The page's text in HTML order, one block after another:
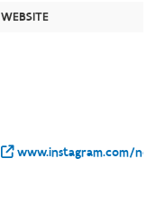
WEBSITE
www.instagram.com/